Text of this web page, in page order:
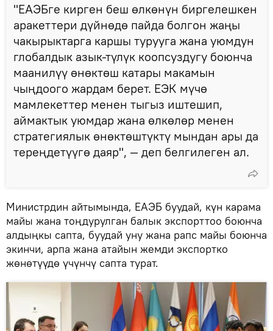
"ЕАЭБге кирген беш өлкөнүн биргелешкен
аракеттери дүйнөдө пайда болгон жаңы
чакырыктарга каршы турууга жана уюмдун
глобалдык азык-түлүк коопсуздугу боюнча
маанилүү өнөктөш катары макамын
чыңдоого жардам берет. ЕЭК мүчө
мамлекеттер менен тыгыз иштешип,
аймактык уюмдар жана өлкөлөр менен
стратегиялык өнөктөштүктү мындан ары да
тереңдетүүгө даяр", — деп белгилеген ал.
Министрдин айтымында, ЕАЭБ буудай, күн карама
майы жана тоңдурулган балык экспорттоо боюнча
алдыңкы сапта, буудай уну жана рапс майы боюнча
экинчи, арпа жана атайын жемди экспортко
жөнөтүүдө үчүнчү сапта турат.